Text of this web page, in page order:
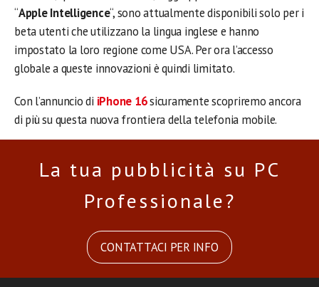
“Apple Intelligence“, sono attualmente disponibili solo per i
beta utenti che utilizzano la lingua inglese e hanno
impostato la loro regione come USA. Per ora l’accesso
globale a queste innovazioni è quindi limitato.
Con l’annuncio di iPhone 16sicuramente scopriremo ancora
di più su questa nuova frontiera della telefonia mobile.
La tua pubblicità su PC
Professionale?
CONTATTACI PER INFO